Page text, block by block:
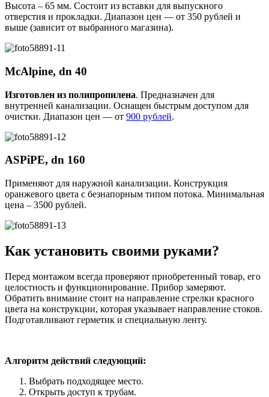
Высота – 65 мм. Состоит из вставки для выпускного
отверстия и прокладки. Диапазон цен — от 350 рублей и
выше (зависит от выбранного магазина).
McAlpine, dn 40
Изготовлен из полипропилена. Предназначен для
внутренней канализации. Оснащен быстрым доступом для
очистки. Диапазон цен — от 900 рублей.
ASPiPE, dn 160
Применяют для наружной канализации. Конструкция
оранжевого цвета с безнапорным типом потока. Минимальная
цена – 3500 рублей.
Как установить своими руками?
Перед монтажом всегда проверяют приобретенный товар, его
целостность и функционирование. Прибор замеряют.
Обратить внимание стоит на направление стрелки красного
цвета на конструкции, которая указывает направление стоков.
Подготавливают герметик и специальную ленту.
Алгоритм действий следующий:
Выбрать подходящее место.
Открыть доступ к трубам.